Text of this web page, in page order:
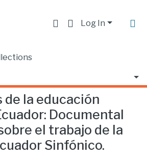
Log In
de la educación
Documental
el trabajo de la
Sinfónico.